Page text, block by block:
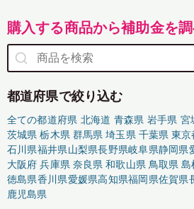
購入する商品から補助金を
都道府県で絞り込む
全ての都道府県 北海道 青森県 岩手県 宮
茨城県 栃木県 群馬県 埼玉県 千葉県 東京
石川県福井県山梨県長野県岐阜県静岡県
大阪府 兵庫県 奈良県 和歌山県 鳥取県 島
徳島県香川県愛媛県高知県福岡県佐賀県
鹿児島県